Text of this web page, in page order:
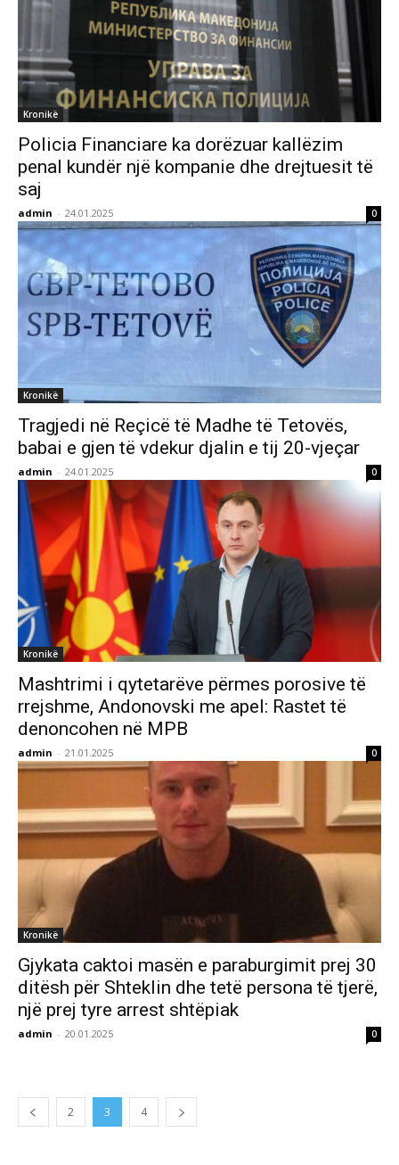
Kronikë
Policia Financiare ka dorëzuar kallëzim
penal kundër një kompanie dhe drejtuesit të
saj
admin - 24.01.2025 0
Kronikë
Tragjedi në Reçicë të Madhe të Tetovës,
babai e gjen të vdekur djalin e tij 20-vjeçar
admin - 24.01.2025 0
Kronikë
Mashtrimi i qytetarëve përmes porosive të
rrejshme, Andonovski me apel: Rastet të
denoncohen në MPB
admin - 21.01.2025 0
Kronikë
Gjykata caktoi masën e paraburgimit prej 30
ditësh për Shteklin dhe tetë persona të tjerë,
një prej tyre arrest shtëpiak
admin - 20.01.2025 0
2 3 4